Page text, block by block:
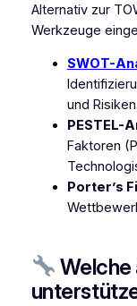
Alternativ zur
Werkzeuge
SWOT-
und Risiken.
PESTEL-
Faktoren
Porter’s
Welche